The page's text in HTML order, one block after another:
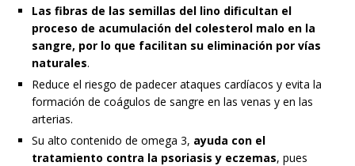
Las fibras de las semillas del lino dificultan el
proceso de acumulación del colesterol malo en la
sangre, por lo que facilitan su eliminación por vías
naturales.
Reduce el riesgo de padecer ataques cardíacos y evita la
formación de coágulos de sangre en las venas y en las
arterias.
Su alto contenido de omega 3, ayuda con el
tratamiento contra la psoriasis y eczemas, pues